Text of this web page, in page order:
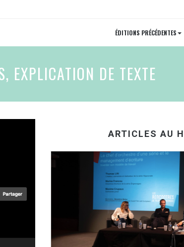
ÉDITIONS PRÉCÉDENTES
EXPLICATION DE TEXTE
ARTICLES AU